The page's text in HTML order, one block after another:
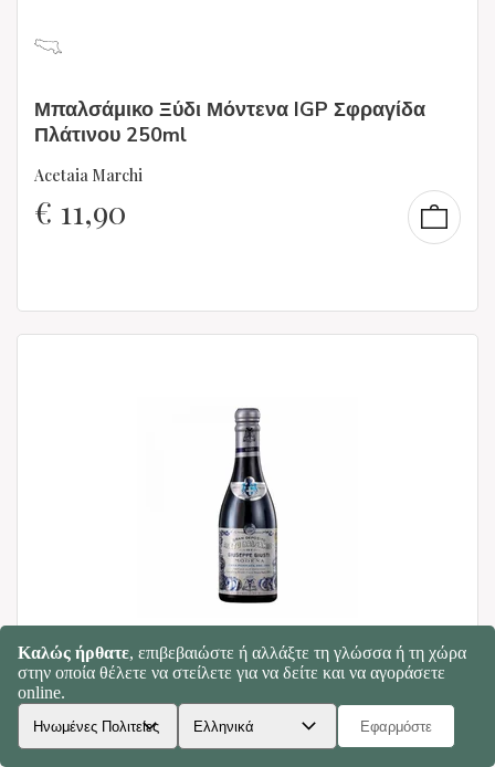
Μπαλσάμικο Ξύδι Μόντενα IGP Σφραγίδα
Πλάτινου 250ml
Acetaia Marchi
€ 11,90
Μπαλσάμικο ξίδι Μόντενα IGP "1 Ασημένιο
Μετάλλιο" - Acetaia Giusti